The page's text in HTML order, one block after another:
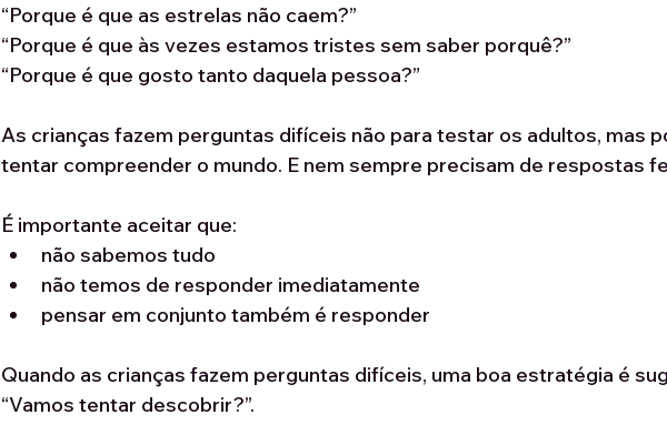
“Porque é que as estrelas não caem?”
“Porque é que às vezes estamos tristes sem saber porquê?”
“Porque é que gosto tanto daquela pessoa?”
As crianças fazem perguntas difíceis não para testar os adultos, mas
tentar compreender o mundo. E nem sempre precisam de respostas
É importante aceitar que:
não sabemos tudo
não temos de responder imediatamente
pensar em conjunto também é responder
Quando as crianças fazem perguntas difíceis, uma boa estratégia é
“Vamos tentar descobrir?”.